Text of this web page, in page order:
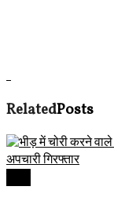
RelatedPosts